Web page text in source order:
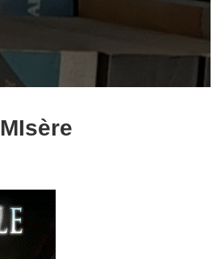
MIsère